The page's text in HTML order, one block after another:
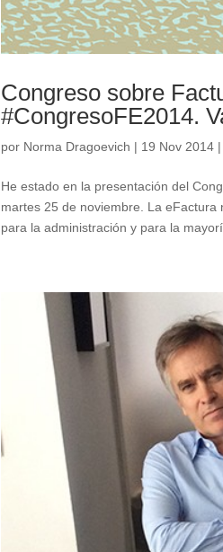
Congreso sobre
#CongresoFE2014.
por Norma Dragoevich | 19 Nov 2014
He estado en la presentación del
martes 25 de noviembre. La
para la administración y para la